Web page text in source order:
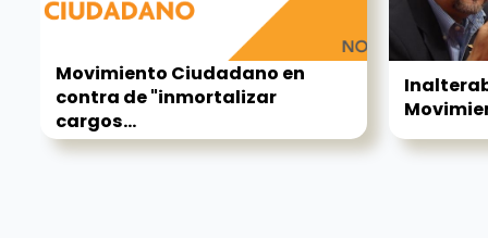
Movimiento Ciudadano en
contra de "inmortalizar
cargos...